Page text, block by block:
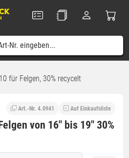
für Felgen, 30% recycelt
Art.-Nr. 4.0941 Auf Einkaufsliste
von 16" bis 19" 30%